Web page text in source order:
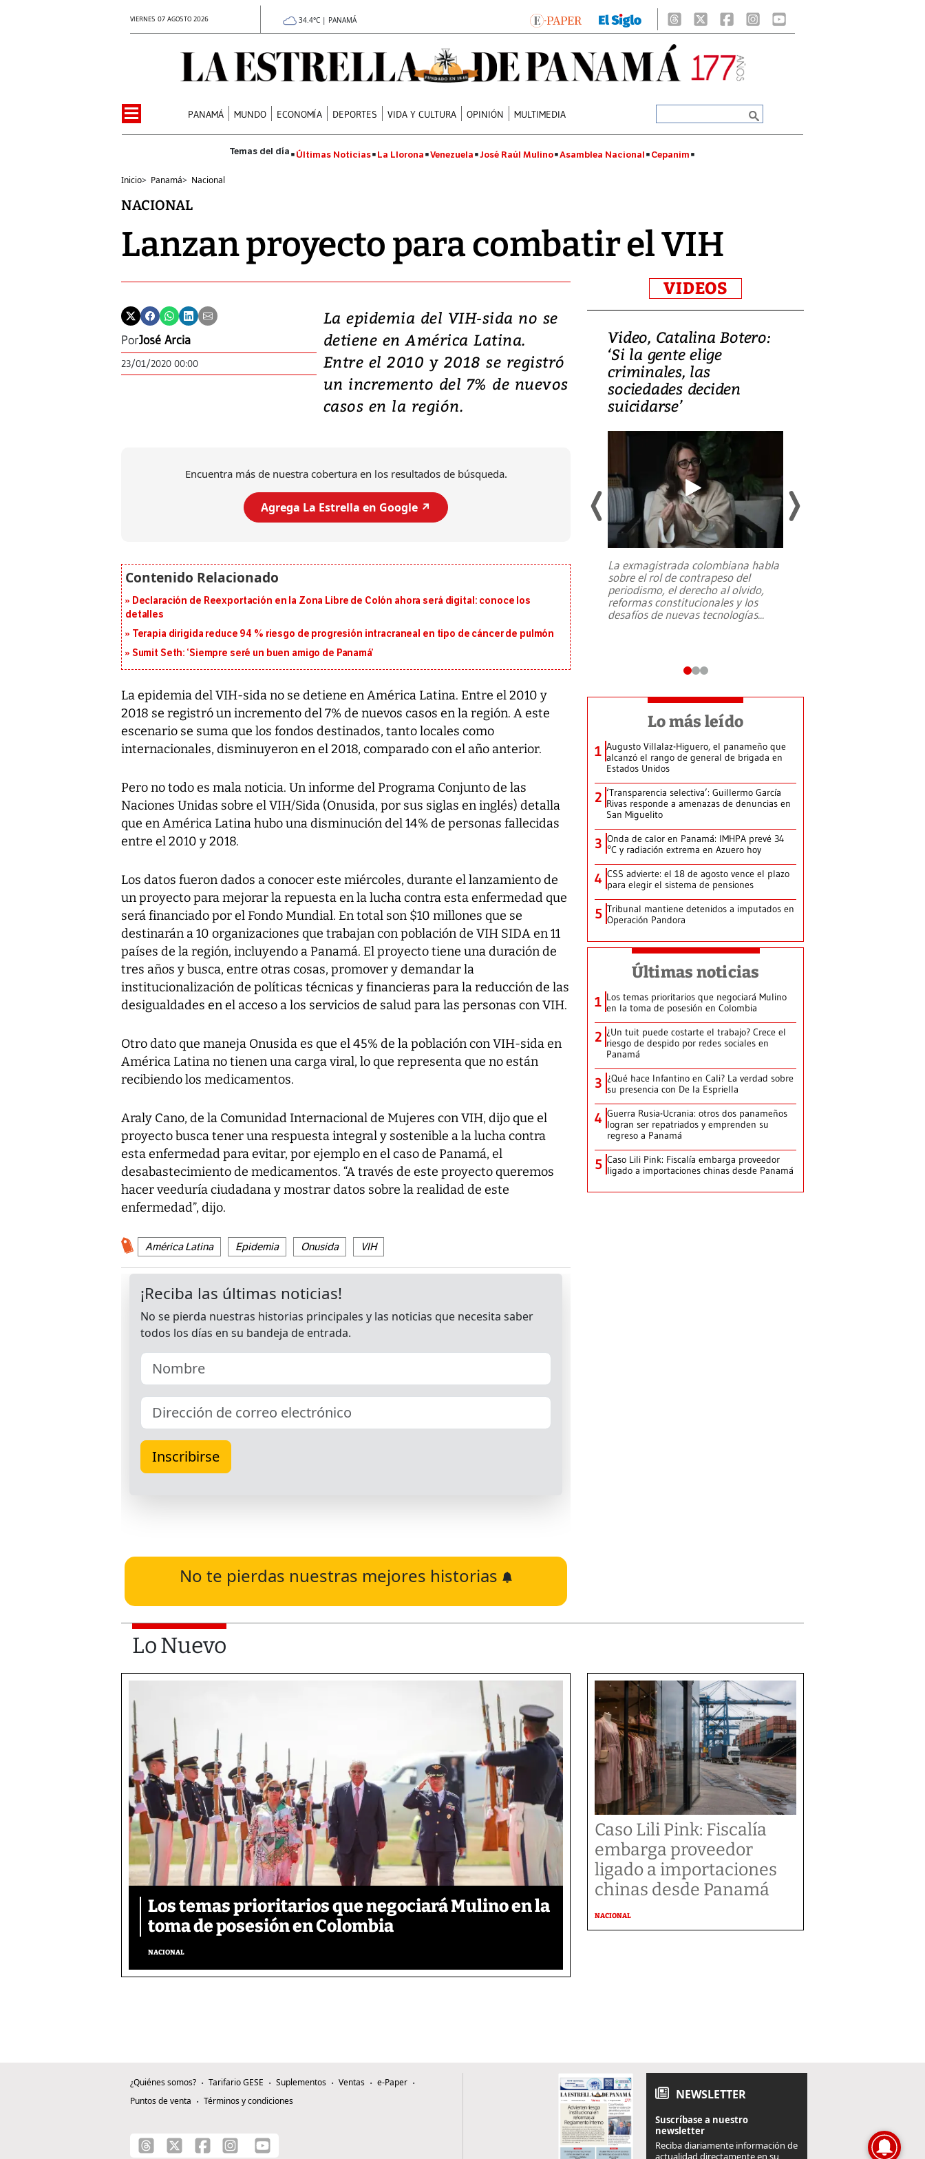
VIERNES 07 AGOSTO 2026 34.4°C | PANAMÁ
PANAMÁ MUNDO ECONOMÍA DEPORTES VIDA Y CULTURA OPINIÓN MULTIMEDIA
Últimas Noticias La Llorona Venezuela José Raúl Mulino Asamblea Nacional Cepanim
Inicio> Panamá> Nacional
NACIONAL
Lanzan proyecto para combatir el VIH
PorJosé Arcia
23/01/2020 00:00
La epidemia del VIH-sida no se
detiene en América Latina.
Entre el 2010 y 2018 se registró
un incremento del 7% de nuevos
casos en la región.
Encuentra más de nuestra cobertura en los resultados de búsqueda.
Agrega La Estrella en Google ↗️
Declaración de Reexportación en la Zona Libre de Colón ahora será digital: conoce los
detalles
Terapia dirigida reduce 94 % riesgo de progresión intracraneal en tipo de cáncer de pulmón
Sumit Seth: ‘Siempre seré un buen amigo de Panamá’
La epidemia del VIH-sida no se detiene en América Latina. Entre el 2010 y
2018 se registró un incremento del 7% de nuevos casos en la región. A este
escenario se suma que los fondos destinados, tanto locales como
internacionales, disminuyeron en el 2018, comparado con el año anterior.
Pero no todo es mala noticia. Un informe del Programa Conjunto de las
Naciones Unidas sobre el VIH/Sida (Onusida, por sus siglas en inglés) detalla
que en América Latina hubo una disminución del 14% de personas fallecidas
entre el 2010 y 2018.
Los datos fueron dados a conocer este miércoles, durante el lanzamiento de
un proyecto para mejorar la repuesta en la lucha contra esta enfermedad que
será financiado por el Fondo Mundial. En total son $10 millones que se
destinarán a 10 organizaciones que trabajan con población de VIH SIDA en 11
países de la región, incluyendo a Panamá. El proyecto tiene una duración de
tres años y busca, entre otras cosas, promover y demandar la
institucionalización de políticas técnicas y financieras para la reducción de las
desigualdades en el acceso a los servicios de salud para las personas con VIH.
Otro dato que maneja Onusida es que el 45% de la población con VIH-sida en
América Latina no tienen una carga viral, lo que representa que no están
recibiendo los medicamentos.
Araly Cano, de la Comunidad Internacional de Mujeres con VIH, dijo que el
proyecto busca tener una respuesta integral y sostenible a la lucha contra
esta enfermedad para evitar, por ejemplo en el caso de Panamá, el
desabastecimiento de medicamentos. “A través de este proyecto queremos
hacer veeduría ciudadana y mostrar datos sobre la realidad de este
enfermedad”, dijo.
América Latina Epidemia Onusida VIH
No te pierdas nuestras mejores historias
VIDEOS
Video, Japón: Terremoto
deja heridos y graves
daños en Kumamoto
al sur de Japón, provocando una
Video, Catalina Botero:
‘Si la gente elige
criminales, las
sociedades deciden
suicidarse’
La exmagistrada colombiana habla
sobre el rol de contrapeso del
periodismo, el derecho al olvido,
reformas constitucionales y los
desafíos de nuevas tecnologías...
Lo más leído
1 Augusto Villalaz-Higuero, el panameño que
alcanzó el rango de general de brigada en
Estados Unidos
2 ‘Transparencia selectiva’: Guillermo García
Rivas responde a amenazas de denuncias en
San Miguelito
3 Onda de calor en Panamá: IMHPA prevé 34
°C y radiación extrema en Azuero hoy
4 CSS advierte: el 18 de agosto vence el plazo
para elegir el sistema de pensiones
5 Tribunal mantiene detenidos a imputados en
Operación Pandora
Últimas noticias
1 Los temas prioritarios que negociará Mulino
en la toma de posesión en Colombia
2 ¿Un tuit puede costarte el trabajo? Crece el
riesgo de despido por redes sociales en
Panamá
3 ¿Qué hace Infantino en Cali? La verdad sobre
su presencia con De la Espriella
4 Guerra Rusia-Ucrania: otros dos panameños
logran ser repatriados y emprenden su
regreso a Panamá
5 Caso Lili Pink: Fiscalía embarga proveedor
ligado a importaciones chinas desde Panamá
Lo Nuevo
Los temas prioritarios que negociará Mulino en la
toma de posesión en Colombia
NACIONAL
Caso Lili Pink: Fiscalía
embarga proveedor
ligado a importaciones
chinas desde Panamá
NACIONAL
¿Quiénes somos? Tarifario GESE Suplementos Ventas
e-Paper
Puntos de venta
Términos y condiciones NEWSLETTER
Suscríbase a nuestro
newsletter
Reciba diariamente información de